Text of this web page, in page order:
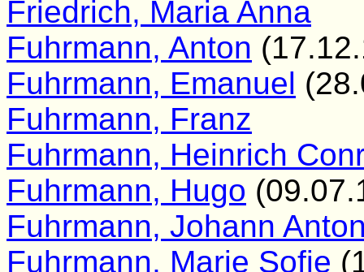
Friedrich, Maria Anna
Fuhrmann, Anton
Fuhrmann, Emanuel
Fuhrmann, Franz
Fuhrmann, Heinrich
Fuhrmann, Hugo
Fuhrmann, Johann
Fuhrmann, Marie Sofie